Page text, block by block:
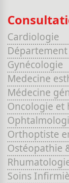
Cardiologie
Gynécologie
Medecine
Médecine
Oncologie et
Orthoptiste
Ostéopathie
Soins